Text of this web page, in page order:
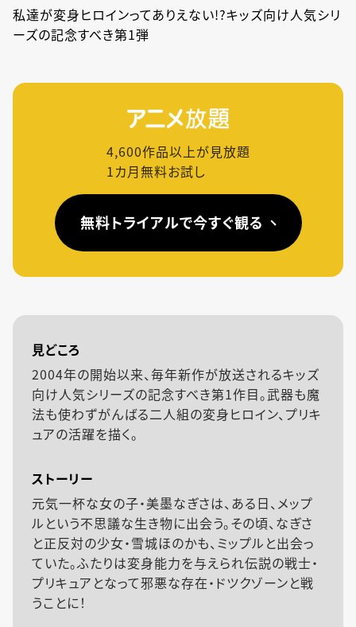
私達が変身ヒロインってありえない!?キッズ向け人気シリ
ーズの記念すべき第1弾
4,600作品以上が見放題
1カ月無料お試し
無料トライアルで今すぐ観る
見どころ
2004年の開始以来、毎年新作が放送されるキッズ
向け人気シリーズの記念すべき第1作目。武器も魔
法も使わずがんばる二人組の変身ヒロイン、プリキ
ュアの活躍を描く。
ストーリー
元気一杯な女の子・美墨なぎさは、ある日、メップ
ルという不思議な生き物に出会う。その頃、なぎさ
と正反対の少女・雪城ほのかも、ミップルと出会っ
ていた。ふたりは変身能力を与えられ伝説の戦士・
プリキュアとなって邪悪な存在・ドツクゾーンと戦
うことに！